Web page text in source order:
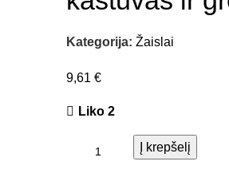
Kategorija: Žaislai
9,61 €
Liko 2
Į krepšelį